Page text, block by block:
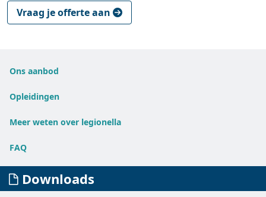
Vraag je offerte aan
Ons aanbod
Opleidingen
Meer weten over legionella
FAQ
Downloads